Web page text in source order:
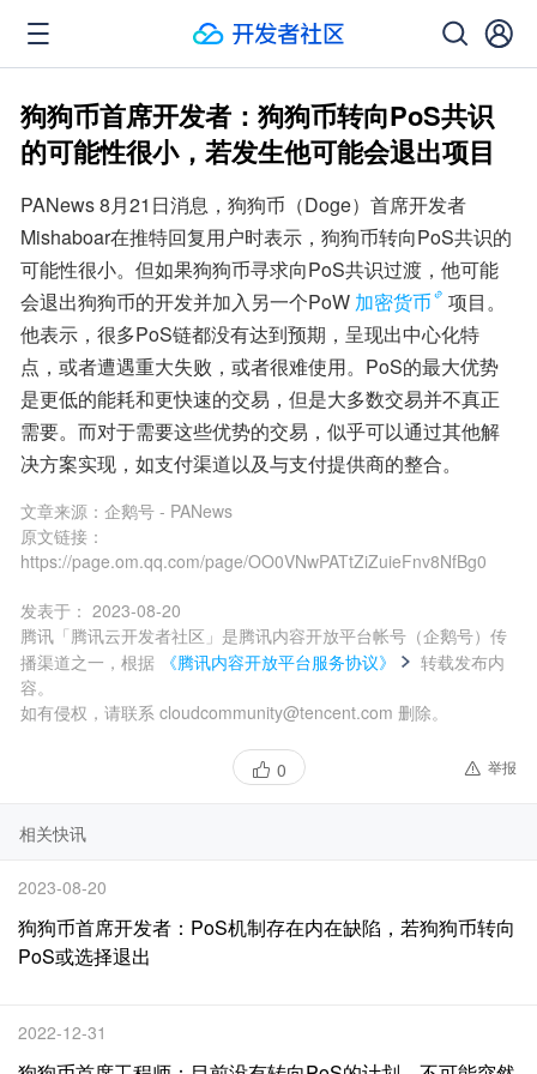
狗狗币首席开发者：狗狗币转向PoS共识
的可能性很小，若发生他可能会退出项目
PANews 8月21日消息，狗狗币（Doge）首席开发者
Mishaboar在推特回复用户时表示，狗狗币转向PoS共识的
可能性很小。但如果狗狗币寻求向PoS共识过渡，他可能
会退出狗狗币的开发并加入另一个PoW 加密货币
项目。
他表示，很多PoS链都没有达到预期，呈现出中心化特
点，或者遭遇重大失败，或者很难使用。PoS的最大优势
是更低的能耗和更快速的交易，但是大多数交易并不真正
需要。而对于需要这些优势的交易，似乎可以通过其他解
决方案实现，如支付渠道以及与支付提供商的整合。
文章来源： 企鹅号 - PANews
原文链接：
https://page.om.qq.com/page/OO0VNwPATtZiZuieFnv8NfBg0
发表于： 2023-08-20
腾讯「腾讯云开发者社区」是腾讯内容开放平台帐号（企鹅号）传
播渠道之一，根据
《腾讯内容开放平台服务协议》
转载发布内
容。
如有侵权，请联系 cloudcommunity@tencent.com 删除。
0 举报
相关快讯
2023-08-20
狗狗币首席开发者：PoS机制存在内在缺陷，若狗狗币转向
PoS或选择退出
2022-12-31